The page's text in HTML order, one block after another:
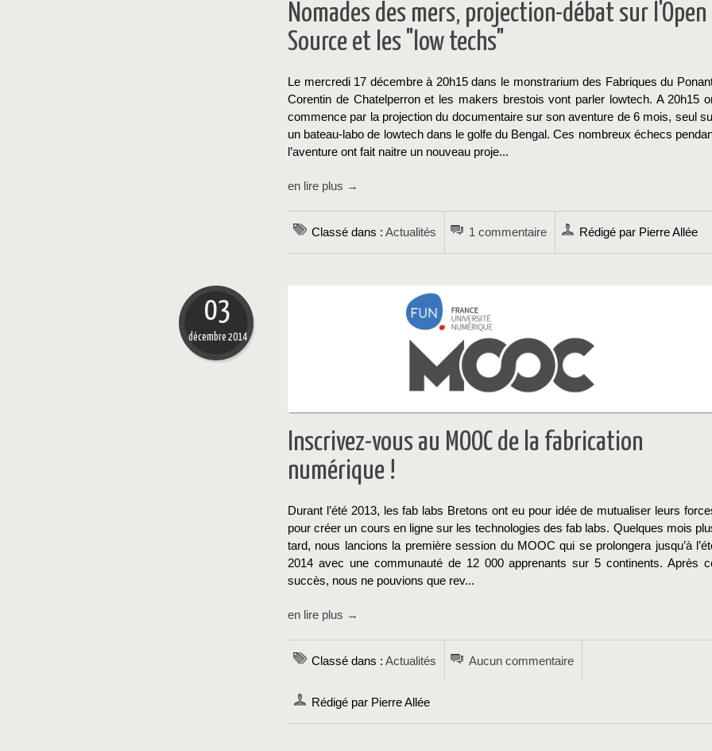
Nomades des mers, projection-débat sur l'Open
Source et les "low techs"
Le mercredi 17 décembre à 20h15 dans le monstrarium des Fabriques du
Corentin de Chatelperron et les makers brestois vont parler lowtech. A 20h15
commence par la projection du documentaire sur son aventure de 6 mois, seul
un bateau-labo de lowtech dans le golfe du Bengal. Ces nombreux échecs
l’aventure ont fait naitre un nouveau proje...
en lire plus →
Classé dans : Actualités 1 commentaire Rédigé par Pierre Allée
03
décembre 2014
Inscrivez-vous au MOOC de la fabrication
numérique !
Durant l’été 2013, les fab labs Bretons ont eu pour idée de mutualiser leurs
pour créer un cours en ligne sur les technologies des fab labs. Quelques mois
tard, nous lancions la première session du MOOC qui se prolongera jusqu’à
2014 avec une communauté de 12 000 apprenants sur 5 continents. Après
succès, nous ne pouvions que rev...
en lire plus →
Classé dans : Actualités Aucun commentaire
Rédigé par Pierre Allée